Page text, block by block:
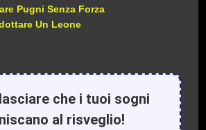
Pugni Senza Forza
Un Leone
che i tuoi sogni
al risveglio!